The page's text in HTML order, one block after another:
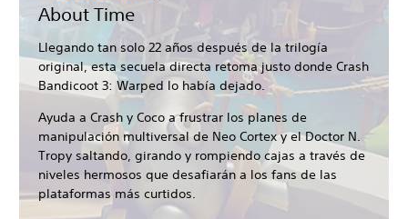
About Time
Llegando tan solo 22 años después de la trilogía
original, esta secuela directa retoma justo donde Crash
Bandicoot 3: Warped lo había dejado.
Ayuda a Crash y Coco a frustrar los planes de
manipulación multiversal de Neo Cortex y el Doctor N.
Tropy saltando, girando y rompiendo cajas a través de
niveles hermosos que desafiarán a los fans de las
plataformas más curtidos.